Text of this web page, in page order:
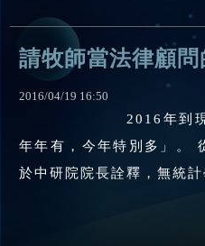
請牧師當法律顧問
2016/04/19 16:50
2016年到
年年有，今年特別多」。
於中研院院長詮釋，無統